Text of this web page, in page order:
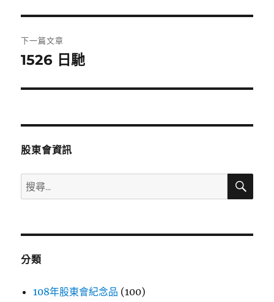
覽
篇
文
章:
下一篇文章
下
篇
章:
1526 日馳
股東會資訊
搜
尋
鍵
搜
分類
108年股東會紀念品 (100)